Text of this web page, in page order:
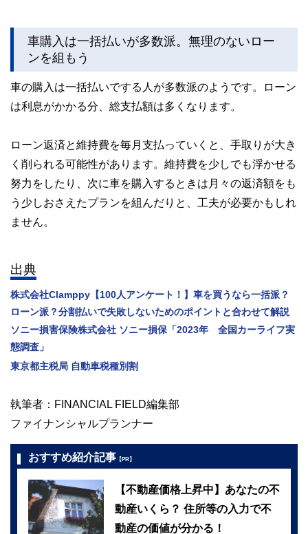
車購入は一括払いが多数派。無理のないロー
ンを組もう
車の購入は一括払いでする人が多数派のようです。ローン
は利息がかかる分、総支払額は多くなります。
ローン返済と維持費を毎月支払っていくと、手取りが大き
く削られる可能性があります。維持費を少しでも浮かせる
努力をしたり、次に車を購入するときは月々の返済額をも
う少しおさえたプランを組んだりと、工夫が必要かもしれ
ません。
出典
株式会社Clamppy【100人アンケート！】車を買うなら一括派？
ローン派？分割払いで失敗しないためのポイントと合わせて解説
ソニー損害保険株式会社 ソニー損保「2023年 全国カーライフ実
態調査」
東京都主税局 自動車税種別割
執筆者：FINANCIAL FIELD編集部
ファイナンシャルプランナー
おすすめ紹介記事 【PR】
【不動産価格上昇中】あなたの不
動産いくら？ 住所等の入力で不
動産の価値が分かる！